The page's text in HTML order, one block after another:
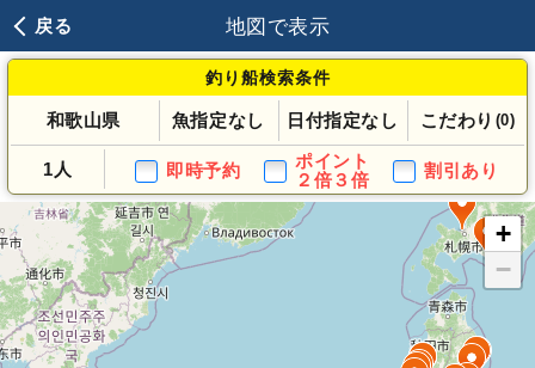
戻る 地図で表示
釣り船検索条件
和歌山県 魚指定なし 日付指定なし こだわり (0)
1人 即時予約
ポイント
２倍３倍
割引あり
+
−